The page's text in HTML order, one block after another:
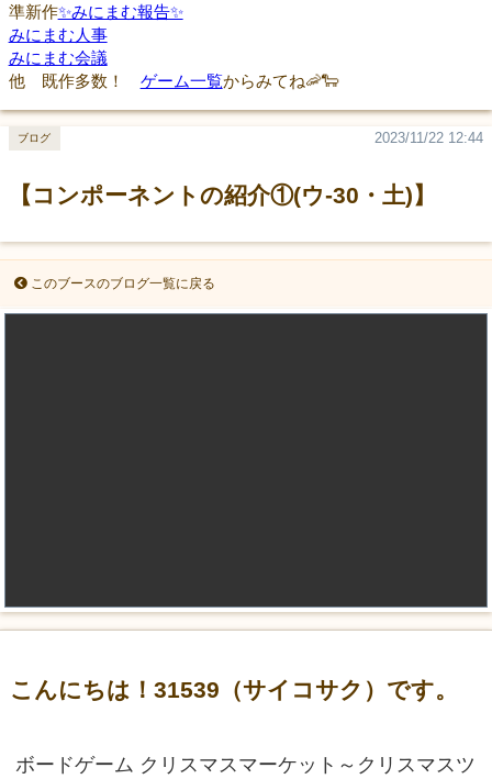
準新作✨みにまむ報告✨
みにまむ人事
みにまむ会議
他 既作多数！ ゲーム一覧からみてね🦐🐑
【コンポーネントの紹介①(ウ-30・土)】
2023/11/22 12:44
ブログ
このブースのブログ一覧に戻る
こんにちは！31539（サイコサク）です。
ボードゲーム クリスマスマーケット～クリスマスツ